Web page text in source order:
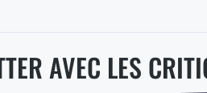
AVEC LES